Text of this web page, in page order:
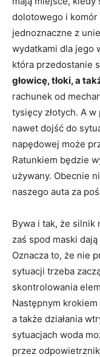
dolotowego i komór
jednoznaczne z
wydatkami dla jego
która przedostanie
głowicę, tłoki, a
rachunek od
tysięcy złotych. A
nawet dojść do
napędowej może
Ratunkiem będzie
używany. Obecnie
naszego auta za
Bywa i tak, że silnik
zaś spod maski
Oznacza to, że nie
sytuacji trzeba
skontrolowania
Następnym
a także działania
sytuacjach woda
przez